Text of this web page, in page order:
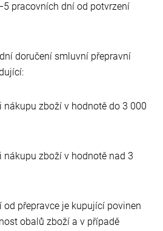
pracovních dní od potvrzení
doručení smluvní přepravní
nákupu zboží v hodnotě do 3 000
nákupu zboží v hodnotě nad 3
přepravce je kupující povinen
obalů zboží a v případě